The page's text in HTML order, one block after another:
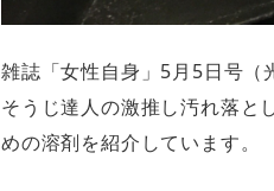
雑誌「女性自身」5月5日号（
そうじ達人の激推し汚れ落と
めの溶剤を紹介しています。